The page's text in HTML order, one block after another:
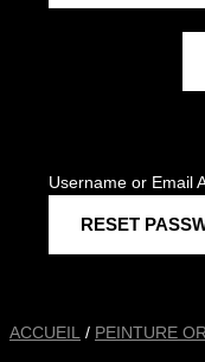
Username or Email
ACCUEIL / PEINTURE